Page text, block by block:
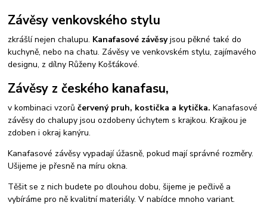
Závěsy venkovského stylu
zkrášlí nejen chalupu. Kanafasové závěsyjsou pěkné také do
kuchyně, nebo na chatu. Závěsy ve venkovském stylu, zajímavého
designu, z dílny Růženy Košťákové.
Závěsy z českého kanafasu,
v kombinaci vzorůčervený pruh, kostička a kytička.Kanafasové
závěsy do chalupy jsou ozdobeny úchytem s krajkou. Krajkou je
zdoben i okraj kanýru.
Kanafasové závěsy vypadají úžasně, pokud mají správné rozměry.
Ušijeme je přesně na míru okna.
Těšit se z nich budete po dlouhou dobu, šijeme je pečlivě a
vybíráme pro ně kvalitní materiály. V nabídce mnoho variant.